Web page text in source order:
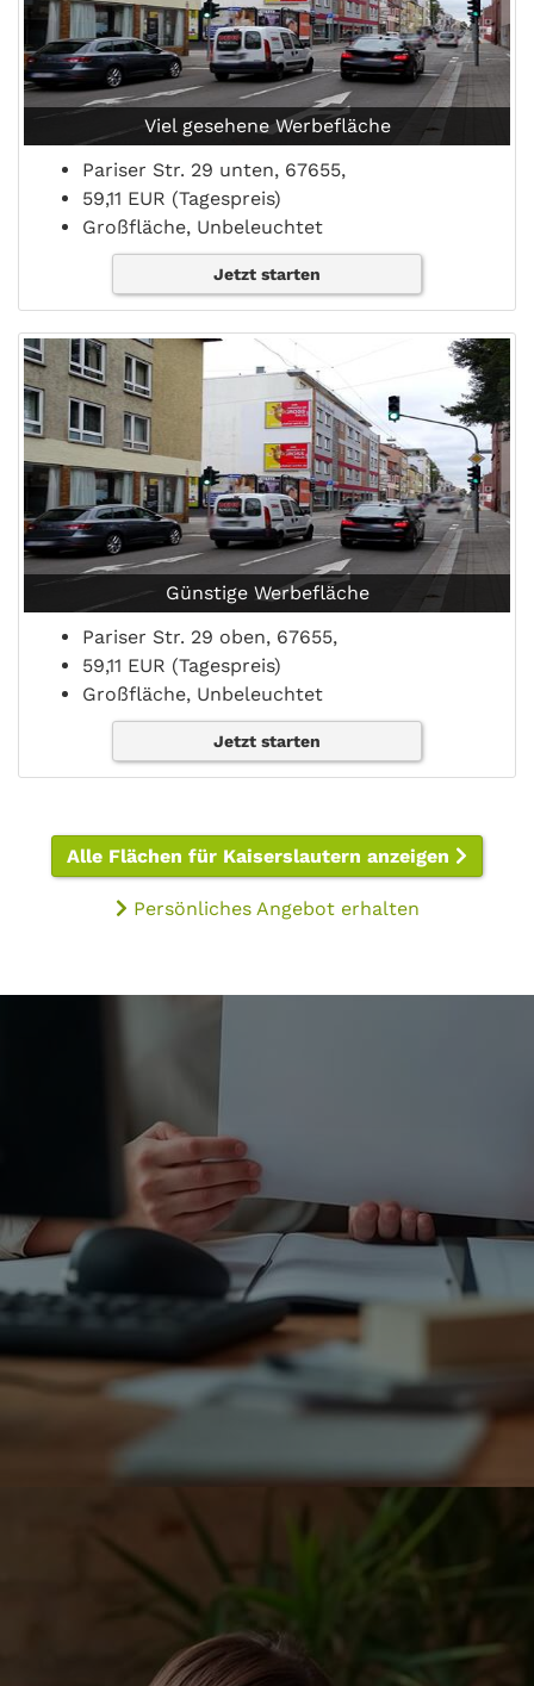
Viel gesehene Werbefläche
Pariser Str. 29 unten, 67655,
59,11 EUR (Tagespreis)
Großfläche, Unbeleuchtet
Jetzt starten
Günstige Werbefläche
Pariser Str. 29 oben, 67655,
59,11 EUR (Tagespreis)
Großfläche, Unbeleuchtet
Jetzt starten
Alle Flächen für Kaiserslautern anzeigen
Persönliches Angebot erhalten